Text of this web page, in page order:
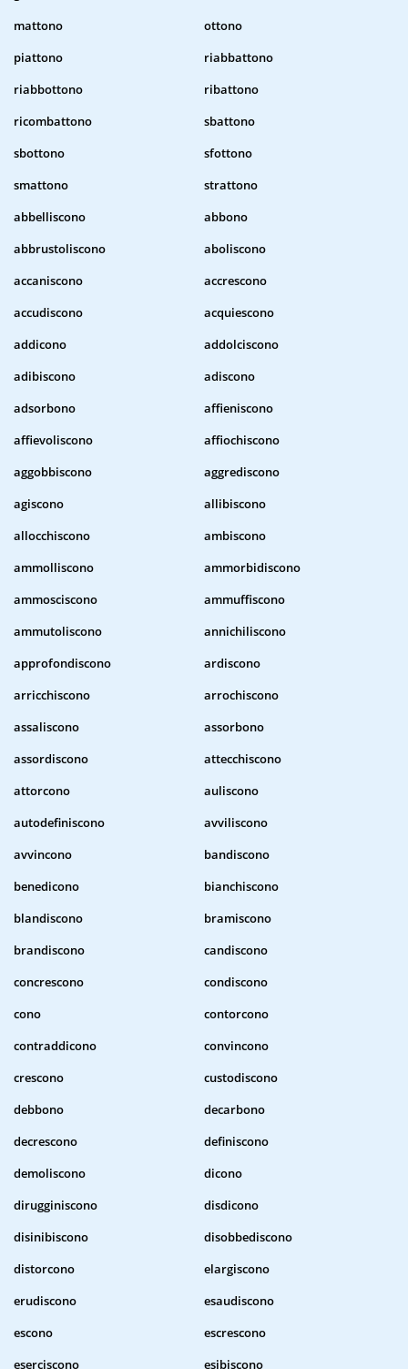
mattono
ottono
piattono
riabbattono
riabbottono
ribattono
ricombattono
sbattono
sbottono
sfottono
smattono
strattono
abbelliscono
abbono
abbrustoliscono
aboliscono
accaniscono
accrescono
accudiscono
acquiescono
addicono
addolciscono
adibiscono
adiscono
adsorbono
affieniscono
affievoliscono
affiochiscono
aggobbiscono
aggrediscono
agiscono
allibiscono
allocchiscono
ambiscono
ammolliscono
ammorbidiscono
ammosciscono
ammuffiscono
ammutoliscono
annichiliscono
approfondiscono
ardiscono
arricchiscono
arrochiscono
assaliscono
assorbono
assordiscono
attecchiscono
attorcono
auliscono
autodefiniscono
avviliscono
avvincono
bandiscono
benedicono
bianchiscono
blandiscono
bramiscono
brandiscono
candiscono
concrescono
condiscono
cono
contorcono
contraddicono
convincono
crescono
custodiscono
debbono
decarbono
decrescono
definiscono
demoliscono
dicono
dirugginiscono
disdicono
disinibiscono
disobbediscono
distorcono
elargiscono
erudiscono
esaudiscono
escono
escrescono
eserciscono
esibiscono